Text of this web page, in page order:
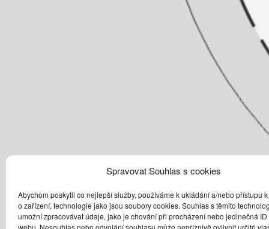
Spravovat Souhlas s cookies
Abychom poskytli co nejlepší služby, používáme k ukládání a/nebo přístupu
o zařízení, technologie jako jsou soubory cookies. Souhlas s těmito
umožní zpracovávat údaje, jako je chování při procházení nebo jedinečná ID
webu. Nesouhlas nebo odvolání souhlasu může nepříznivě ovlivnit určité